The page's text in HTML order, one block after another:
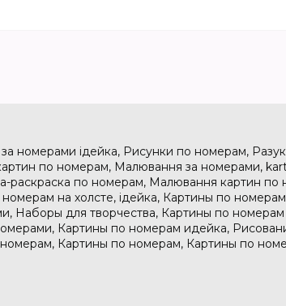
номерами ідейка, Рисунки по номерам,
по номерам, Малювання за номерами,
раскраска по номерам, Малювання картин
номерам на холсте, ідейка, Картины по
Наборы для творчества, Картины по
Картины по номерам идейка,
Картины по номерам, Картины по